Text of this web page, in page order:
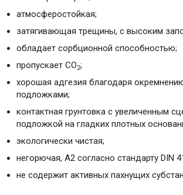
атмосферостойкая;
затягивающая трещины, с высоким
обладает сорбционной способностью;
пропускает CO2;
хорошая адгезия благодаря
подложками;
контактная грунтовка с увеличенным
подложкой на гладких плотных
экологически чистая;
негорючая, A2 согласно стандарту DIN
не содержит активных пахнущих